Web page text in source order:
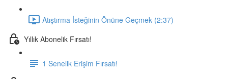
Atıştırma İsteğinin Önüne Geçmek (2:37)
Yıllık Abonelik Fırsatı!
1 Senelik Erişim Fırsatı!